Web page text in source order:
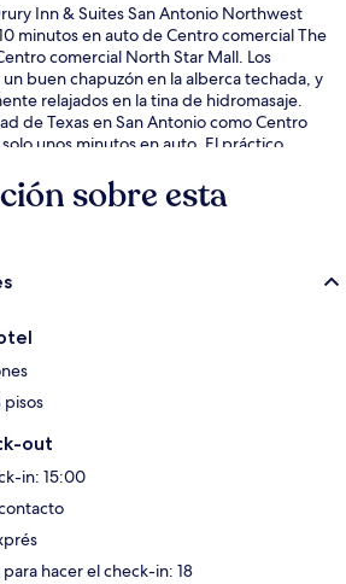
Inn & Suites San Antonio Northwest
minutos en auto de Centro comercial The
comercial North Star Mall. Los
buen chapuzón en la alberca techada, y
relajados en la tina de hidromasaje.
de Texas en San Antonio como Centro
unos minutos en auto. El práctico
sobre esta
pisos
out
in: 15:00
hacer el check-in: 18